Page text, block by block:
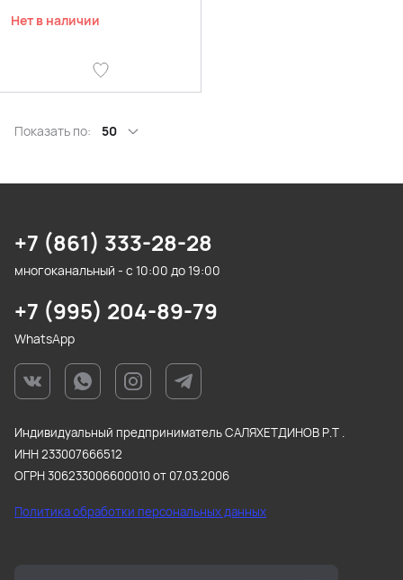
Нет в наличии
Показать по: 50
+7 (861) 333-28-28
многоканальный - с 10:00 до 19:00
+7 (995) 204-89-79
WhatsApp
Индивидуальный предприниматель САЛЯХЕТДИНОВ Р.Т .
ИНН 233007666512
ОГРН 306233006600010 от 07.03.2006
Политика обработки персональных данных